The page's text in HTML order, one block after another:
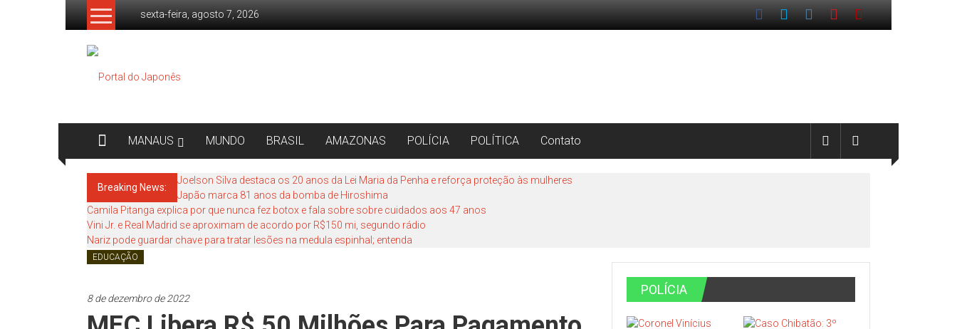
sexta-feira, agosto 7, 2026
Portal
do
Japão
mais
perto
de
você!
MANAUS MUNDO BRASIL AMAZONAS POLÍCIA POLÍTICA Contato
Breaking News:
Joelson Silva destaca os 20 anos da Lei Maria da Penha e reforça proteção às mulheres
Japão marca 81 anos da bomba de Hiroshima
Camila Pitanga explica por que nunca fez botox e fala sobre sobre cuidados aos 47 anos
Vini Jr. e Real Madrid se aproximam de acordo por R$150 mi, segundo rádio
Nariz pode guardar chave para tratar lesões na medula espinhal; entenda
EDUCAÇÃO
8 de dezembro de 2022
POLÍCIA